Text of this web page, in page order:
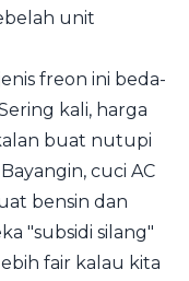
unit
freon ini beda-
kali, harga
buat nutupi
cuci AC
bensin dan
"subsidi silang"
fair kalau kita